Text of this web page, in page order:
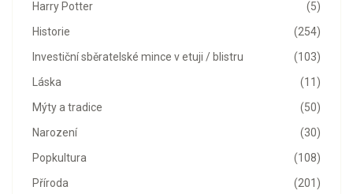
(5)
Harry Potter
(254)
Historie
(103)
Investiční sběratelské mince v etuji / blistru
(11)
Láska
(50)
Mýty a tradice
(30)
Narození
(108)
Popkultura
(201)
Příroda